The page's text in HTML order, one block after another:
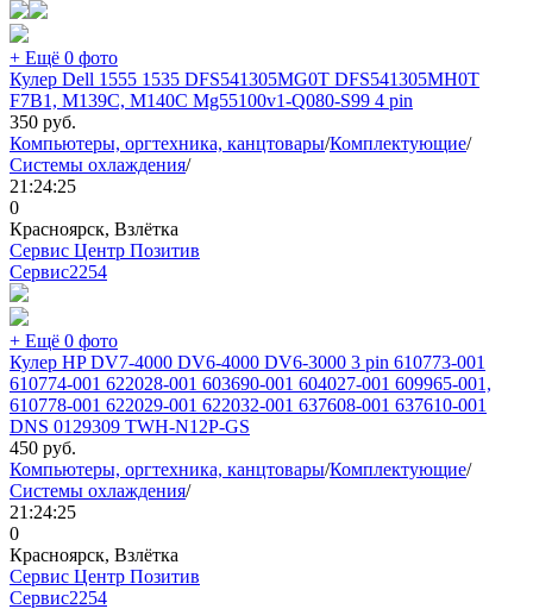
+ Ещё 0 фото
Кулер Dell 1555 1535 DFS541305MG0T DFS541305MH0T
F7B1, M139C, M140C Mg55100v1-Q080-S99 4 pin
350 руб.
Компьютеры, оргтехника, канцтовары/Комплектующие/
Системы охлаждения/
21:24:25
0
Красноярск, Взлётка
Сервис Центр Позитив
Сервис2254
+ Ещё 0 фото
Кулер HP DV7-4000 DV6-4000 DV6-3000 3 pin 610773-001
610774-001 622028-001 603690-001 604027-001 609965-001,
610778-001 622029-001 622032-001 637608-001 637610-001
DNS 0129309 TWH-N12P-GS
450 руб.
Компьютеры, оргтехника, канцтовары/Комплектующие/
Системы охлаждения/
21:24:25
0
Красноярск, Взлётка
Сервис Центр Позитив
Сервис2254